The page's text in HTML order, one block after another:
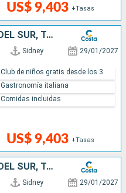
US$ 9,403 +Tasas
AUSTRALIA, JAPÓN, COREA DEL SUR, TAIWÁN, CHINA, VIETNAM, SINGAPUR, MALASIA, SRI LANKA, MALDIVAS, MAURICIO, SUDÁFRICA, NAMIBIA, CABO VERDE, CANARIAS
Sidney 29/01/2027
US$ 9,403 +Tasas
Club de niños gratis desde los 3
Gastronomía italiana
Comidas incluidas
AUSTRALIA, JAPÓN, COREA DEL SUR, TAIWÁN, CHINA, VIETNAM, SINGAPUR, MALASIA, SRI LANKA, MALDIVAS, MAURICIO, SUDÁFRICA, NAMIBIA, CABO VERDE, CANARIAS
Sidney 29/01/2027